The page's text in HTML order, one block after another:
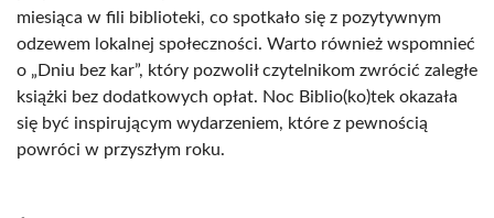
miesiąca w fili biblioteki, co spotkało się z pozytywnym
odzewem lokalnej społeczności. Warto również wspomnieć
o „Dniu bez kar”, który pozwolił czytelnikom zwrócić zaległe
książki bez dodatkowych opłat. Noc Biblio(ko)tek okazała
się być inspirującym wydarzeniem, które z pewnością
powróci w przyszłym roku.